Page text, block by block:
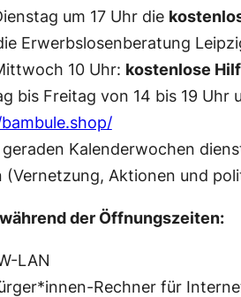
um 17 Uhr die
Erwerbslosenberatung
10 Uhr: kostenlose
bis Freitag von 14 bis 19 Uhr
Kalenderwochen
(Vernetzung, Aktionen und
der Öffnungszeiten:
LAN
Rechner für